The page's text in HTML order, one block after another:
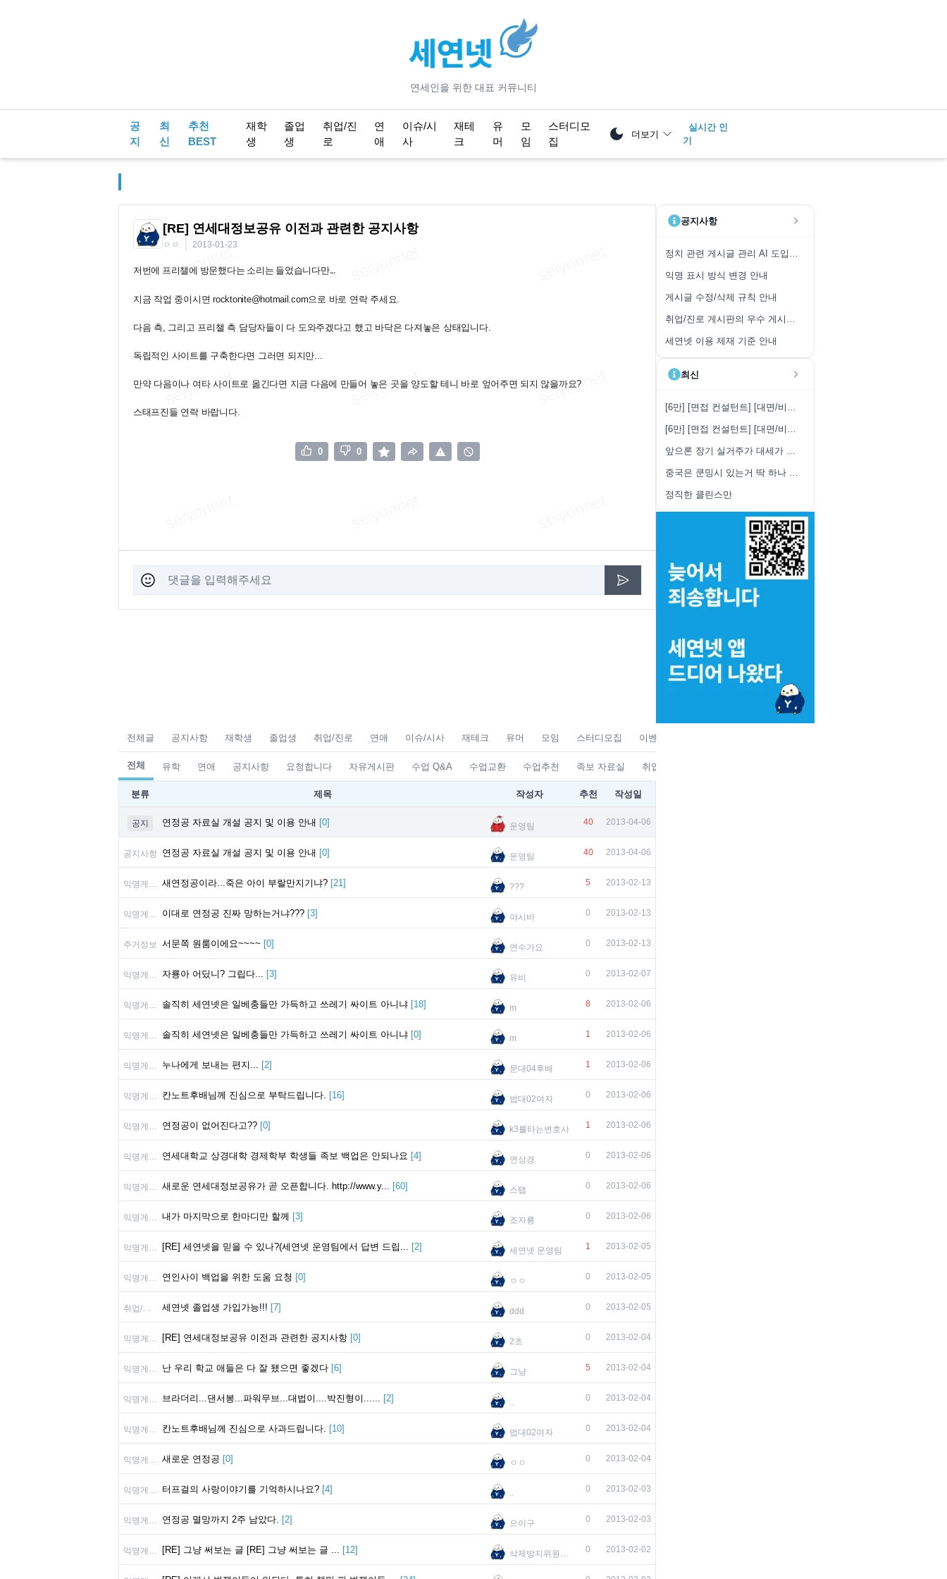
연세인을 위한 대표 커뮤니티
공
지
최
신
추천
BEST
재학
생
졸업
생
취업/진
로
연
애
이슈/시
사
재테
크
유
머
모
임
스터디모
집
더보기
실시간 인
기
[RE] 연세대정보공유 이전과 관련한 공지사항
ㅇㅇ 2013-01-23
저번에 프리챌에 방문했다는 소리는 들었습니다만...
지금 작업 중이시면 rocktonite@hotmail.com으로 바로 연락 주세요.
다음 측, 그리고 프리챌 측 담당자들이 다 도와주겠다고 했고 바닥은 다져놓은 상태입니다.
독립적인 사이트를 구축한다면 그러면 되지만...
만약 다음이나 여타 사이트로 옮긴다면 지금 다음에 만들어 놓은 곳을 양도할 테니 바로 엎어주면 되지 않을까요?
스태프진들 연락 바랍니다.
0 0
공지사항
정치 관련 게시글 관리 AI 도입 안내
익명 표시 방식 변경 안내
게시글 수정/삭제 규칙 안내
취업/진로 게시판의 우수 게시글 취합 안내
세연넷 이용 제재 기준 안내
최신
[6만] [면접 컨설턴트] [대면/비대면] (근무요일시간 자유)
[6만] [면접 컨설턴트] [대면/비대면] (근무요일시간 자유)
앞으론 장기 실거주가 대세가 되지 않을까
중국은 쿤밍시 있는거 딱 하나 부럽네
정직한 클린스만
전체글 공지사항 재학생 졸업생 취업/진로 연애 이슈/시사 재테크 유머 모임 스터디모집 이벤트
전체 유학 연애 공지사항 요청합니다 자유게시판 수업 Q&A 수업교환 수업추천 족보 자료실 취업/회사 정보
분류 제목 작성자 추천 작성일
공지 연정공 자료실 개설 공지 및 이용 안내 [0] 운영팀 40 2013-04-06
공지사항 연정공 자료실 개설 공지 및 이용 안내 [0] 운영팀 40 2013-04-06
익명게시판 새연정공이라...죽은 아이 부랄만지기냐? [21] ??? 5 2013-02-13
익명게시판 이대로 연정공 진짜 망하는거냐??? [3] 야시바 0 2013-02-13
주거정보 서문쪽 원룸이에요~~~~ [0] 연수가요 0 2013-02-13
익명게시판 자룡아 어딨니? 그립다... [3] 유비 0 2013-02-07
익명게시판 솔직히 세연넷은 일베충들만 가득하고 쓰레기 싸이트 아니냐 [18] m 8 2013-02-06
익명게시판 솔직히 세연넷은 일베충들만 가득하고 쓰레기 싸이트 아니냐 [0] m 1 2013-02-06
익명게시판 누나에게 보내는 편지... [2] 문대04후배 1 2013-02-06
익명게시판 칸노트후배님께 진심으로 부탁드립니다. [16] 법대02여자 0 2013-02-06
익명게시판 연정공이 없어진다고?? [0] k3를타는변호사 1 2013-02-06
익명게시판 연세대학교 상경대학 경제학부 학생들 족보 백업은 안되나요 [4] 연상경 0 2013-02-06
익명게시판 새로운 연세대정보공유가 곧 오픈합니다. http://www.y... [60] 스탭 0 2013-02-06
익명게시판 내가 마지막으로 한마디만 할께 [3] 조자룡 0 2013-02-06
익명게시판 [RE] 세연넷을 믿을 수 있나?(세연넷 운영팀에서 답변 드립... [2] 세연넷 운영팀 1 2013-02-05
익명게시판 연인사이 백업을 위한 도움 요청 [0] ㅇㅇ 0 2013-02-05
취업/회사 정보 세연넷 졸업생 가입가능!!! [7] ddd 0 2013-02-05
익명게시판 [RE] 연세대정보공유 이전과 관련한 공지사항 [0] 2초 0 2013-02-04
익명게시판 난 우리 학교 애들은 다 잘 됐으면 좋겠다 [6] 그냥 5 2013-02-04
익명게시판 브라더리...댄서봉...파워무브...대법이....박진형이...... [2] .. 0 2013-02-04
익명게시판 칸노트후배님께 진심으로 사과드립니다. [10] 법대02여자 0 2013-02-04
익명게시판 새로운 연정공 [0] ㅇㅇ 0 2013-02-04
익명게시판 터프걸의 사랑이야기를 기억하시나요? [4] .. 0 2013-02-03
익명게시판 연정공 멸망까지 2주 남았다. [2] 으이구 0 2013-02-03
익명게시판 [RE] 그냥 써보는 글 [RE] 그냥 써보는 글 ... [12] 삭제방지위원회 흠 흠 0 2013-02-02